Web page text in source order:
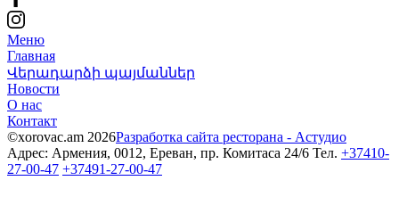
Меню
Главная
Վերադարձի պայմաններ
Новости
О нас
Контакт
©xorovac.am 2026Разработка сайта ресторана - Астудио
Адрес: Армения, 0012, Ереван, пр. Комитаса 24/6 Тел. +37410-
27-00-47 +37491-27-00-47